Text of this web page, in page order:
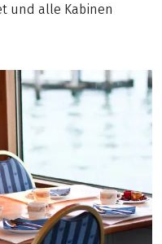
und alle Kabinen